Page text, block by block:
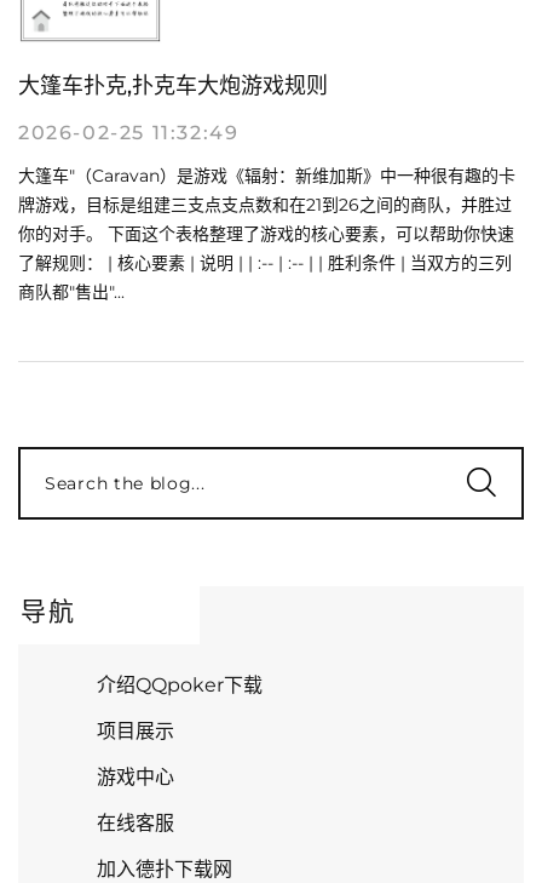
大篷车扑克,扑克车大炮游戏规则
2026-02-25 11:32:49
大篷车"（Caravan）是游戏《辐射：新维加斯》中一种很有趣的卡
牌游戏，目标是组建三支点支点数和在21到26之间的商队，并胜过
你的对手。 下面这个表格整理了游戏的核心要素，可以帮助你快速
了解规则： | 核心要素 | 说明 | | :-- | :-- | | 胜利条件 | 当双方的三列
商队都"售出"...
Search the blog...
导航
介绍QQpoker下载
项目展示
游戏中心
在线客服
加入德扑下载网